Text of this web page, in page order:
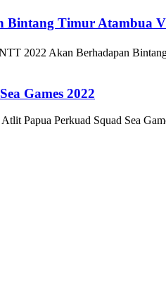
Bintang Timur Atambua
2022 Akan Berhadapan
Games 2022
Papua Perkuad Squad Sea